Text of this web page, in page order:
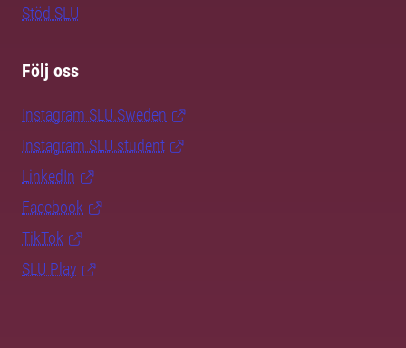
Stöd SLU
Följ oss
Instagram SLU.Sweden
Instagram SLU.student
LinkedIn
Facebook
TikTok
SLU Play